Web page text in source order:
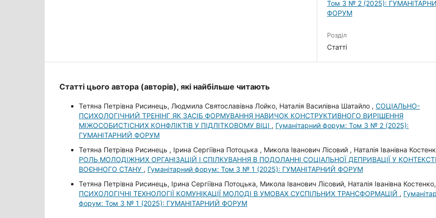
Том 3 № 2 (2025):
ФОРУМ
Розділ
Статті
Статті цього автора (авторів), які найбільше читають
Тетяна Петрівна Рисинець, Людмила Святославівна Лойко, Наталія Василівна Шатайло , СОЦІАЛЬНО-
ПСИХОЛОГІЧНИЙ ТРЕНІНГ ЯК ЗАСІБ ФОРМУВАННЯ НАВИЧОК КОНСТРУКТИВНОГО ВИРІШЕННЯ
МІЖОСОБИСТІСНИХ КОНФЛІКТІВ У ПІДЛІТКОВОМУ ВІЦІ , Гуманітарний форум: Том 3 № 2 (2025):
ГУМАНІТАРНИЙ ФОРУМ
Тетяна Петрівна Рисинець , Ірина Сергіївна Потоцька , Микола Іванович Лісовий , Наталія Іванівна
РОЛЬ МОЛОДІЖНИХ ОРГАНІЗАЦІЙ І СПІЛКУВАННЯ В ПОДОЛАННІ СОЦІАЛЬНОЇ ДЕПРИВАЦІЇ У КОНТЕКСТІ
ВОЄННОГО СТАНУ , Гуманітарний форум: Том 3 № 1 (2025): ГУМАНІТАРНИЙ ФОРУМ
Тетяна Петрівна Рисинець, Ірина Сергіївна Потоцька, Микола Іванович Лісовий, Наталія Іванівна Костенко,
ПСИХОЛОГІЧНІ ТЕХНОЛОГІЇ КОМУНІКАЦІЇ МОЛОДІ В УМОВАХ СУСПІЛЬНИХ ТРАНСФОРМАЦІЙ ,
форум: Том 3 № 1 (2025): ГУМАНІТАРНИЙ ФОРУМ